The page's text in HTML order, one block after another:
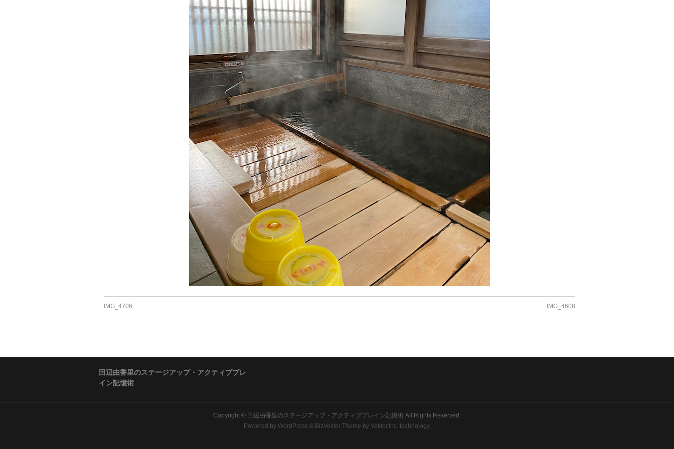
IMG_4706 IMG_4608
田辺由香里のステージアップ・アクティブブレ
イン記憶術
Copyright © 田辺由香里のステージアップ・アクティブブレイン記憶術 All Rights Reserved.
Powered by WordPress & BizVektor Theme by Vektor,Inc. technology.